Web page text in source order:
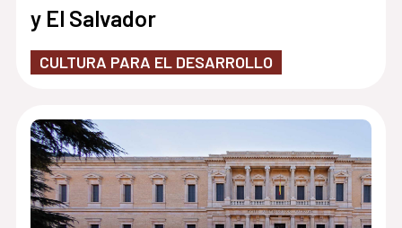
y El Salvador
CULTURA PARA EL DESARROLLO